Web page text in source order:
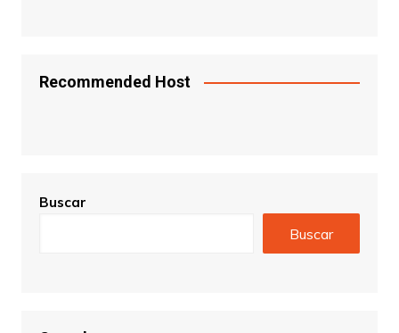
Recommended Host
Buscar
Buscar